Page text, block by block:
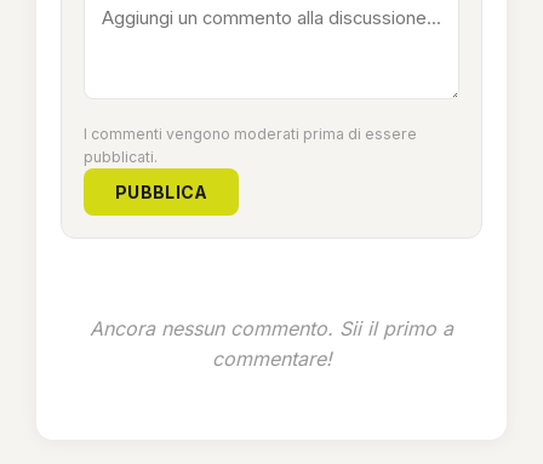
I commenti vengono moderati prima di essere
pubblicati.
PUBBLICA
Ancora nessun commento. Sii il primo a
commentare!